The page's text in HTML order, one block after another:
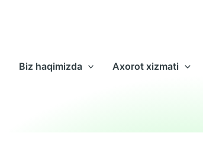
Biz haqimizda Axorot xizmati